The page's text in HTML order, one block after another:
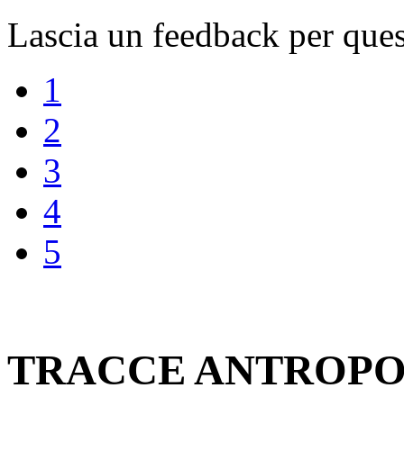
Lascia un feedback per
1
2
3
4
5
TRACCE